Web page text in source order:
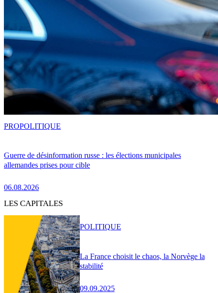
Guerre de désinformation russe : les élections municipales
allemandes prises pour cible
06.08.2026
PROPOLITIQUE
LES CAPITALES
La France choisit le chaos, la Norvège la
stabilité
09.09.2025
POLITIQUE